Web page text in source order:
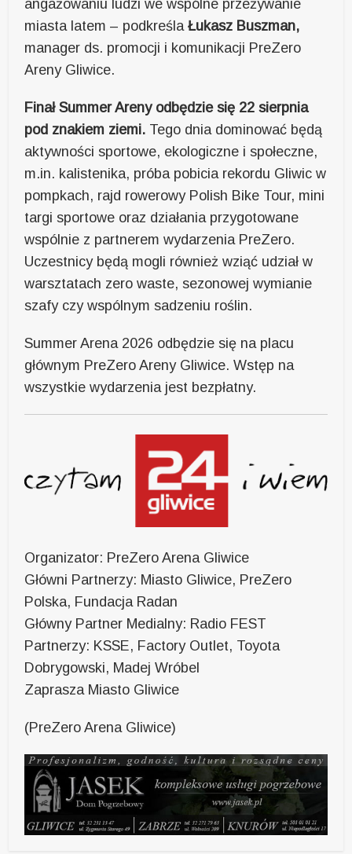
angażowaniu ludzi we wspólne przeżywanie
miasta latem – podkreślaŁukasz Buszman,
manager ds. promocji i komunikacji PreZero
Areny Gliwice.
Finał Summer Areny odbędzie się 22 sierpnia
pod znakiem ziemi. Tego dnia dominować będą
aktywności sportowe, ekologiczne i społeczne,
m.in. kalistenika, próba pobicia rekordu Gliwic w
pompkach, rajd rowerowy Polish Bike Tour, mini
targi sportowe oraz działania przygotowane
wspólnie z partnerem wydarzenia PreZero.
Uczestnicy będą mogli również wziąć udział w
warsztatach zero waste, sezonowej wymianie
szafy czy wspólnym sadzeniu roślin.
Summer Arena 2026 odbędzie się na placu
głównym PreZero Areny Gliwice. Wstęp na
wszystkie wydarzenia jest bezpłatny.
Organizator: PreZero Arena Gliwice
Główni Partnerzy: Miasto Gliwice, PreZero
Polska, Fundacja Radan
Główny Partner Medialny: Radio FEST
Partnerzy: KSSE, Factory Outlet, Toyota
Dobrygowski, Madej Wróbel
Zaprasza Miasto Gliwice
(PreZero Arena Gliwice)